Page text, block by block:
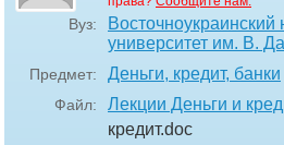
Вуз:
университет им. В.
Предмет: Деньги, кредит, банки
Файл: Лекции Деньги и
кредит.doc